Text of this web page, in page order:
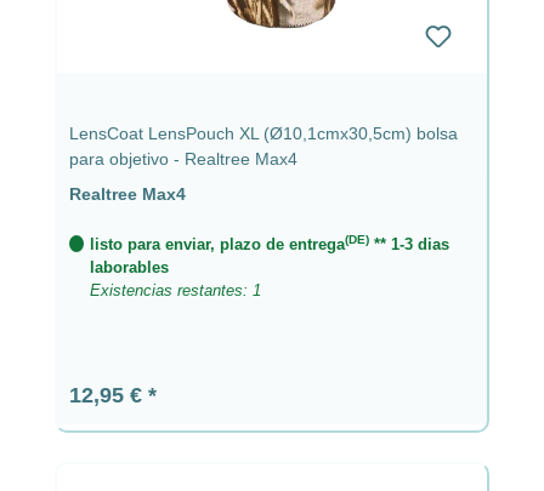
LensCoat LensPouch XL (Ø10,1cmx30,5cm) bolsa
para objetivo - Realtree Max4
Realtree Max4
listo para enviar, plazo de entrega(DE) ** 1-3 dias
laborables
Existencias restantes: 1
Precio normal:
12,95 €